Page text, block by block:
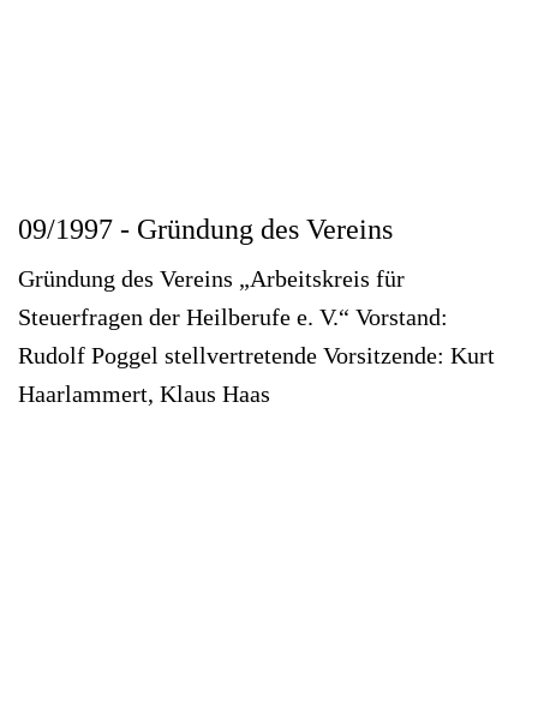
09/1997 - Gründung des Vereins
Gründung des Vereins „Arbeitskreis für
Steuerfragen der Heilberufe e. V.“ Vorstand:
Rudolf Poggel stellvertretende Vorsitzende: Kurt
Haarlammert, Klaus Haas